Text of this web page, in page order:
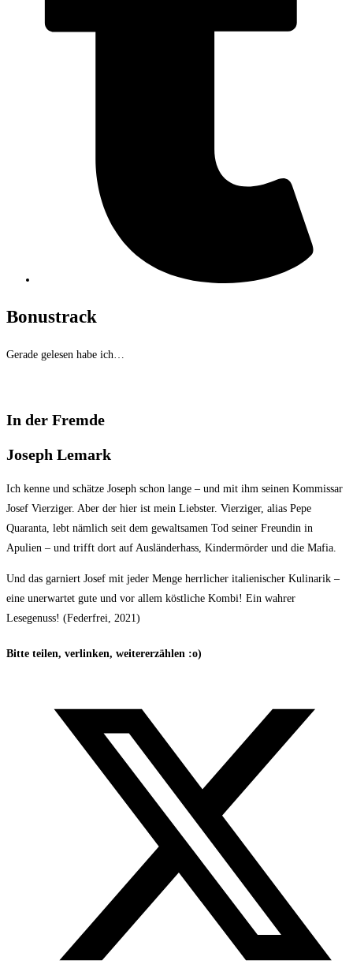
Bonustrack
Gerade gelesen habe ich…
In der Fremde
Joseph Lemark
Ich kenne und schätze Joseph schon lange – und mit ihm seinen Kommissar
Josef Vierziger. Aber der hier ist mein Liebster. Vierziger, alias Pepe
Quaranta, lebt nämlich seit dem gewaltsamen Tod seiner Freundin in
Apulien – und trifft dort auf Ausländerhass, Kindermörder und die Mafia.
Und das garniert Josef mit jeder Menge herrlicher italienischer Kulinarik –
eine unerwartet gute und vor allem köstliche Kombi! Ein wahrer
Lesegenuss! (Federfrei, 2021)
Bitte teilen, verlinken, weitererzählen :o)